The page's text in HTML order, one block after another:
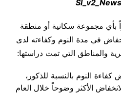
بأي مجموعة سكانية أو منطقة
في مدة النوم وكفاءته لدى
والمناطق التي تمت دراستها:
النوم بالنسبة للذكور،
الأكثر وضوحاً خلال العام